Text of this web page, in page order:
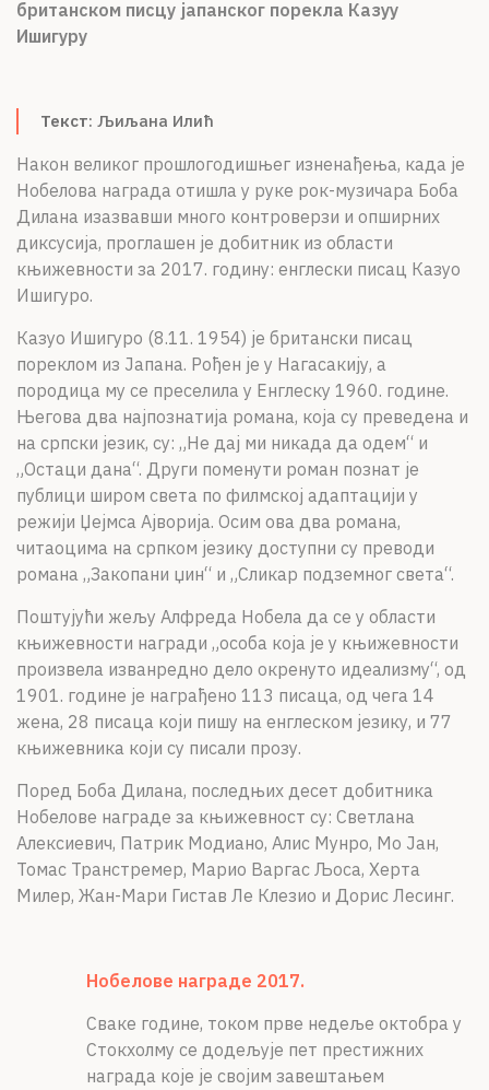
О НАМА
LAT
британском писцу јапанског порекла Казуу
Ишигуру
Текст: Љиљана Илић
Након великог прошлогодишњег изненађења, када је
Нобелова награда отишла у руке рок-музичара Боба
Дилана изазвавши много контроверзи и опширних
диксусија, проглашен је добитник из области
књижевности за 2017. годину: енглески писац Казуо
Ишигуро.
Казуо Ишигуро (8.11. 1954) је британски писац
пореклом из Јапана. Рођен је у Нагасакију, а
породица му се преселила у Енглеску 1960. године.
Његова два најпознатија романа, која су преведена и
на српски језик, су: „Не дај ми никада да одем“ и
„Остаци дана“. Други поменути роман познат је
публици широм света по филмској адаптацији у
режији Џејмса Ајворија. Осим ова два романа,
читаоцима на српком језику доступни су преводи
романа „Закопани џин“ и „Сликар подземног света“.
Поштујући жељу Алфреда Нобела да се у области
књижевности награди „особа која је у књижевности
произвела изванредно дело окренуто идеализму“, од
1901. године је награђено 113 писаца, од чега 14
жена, 28 писаца који пишу на енглеском језику, и 77
књижевника који су писали прозу.
Поред Боба Дилана, последњих десет добитника
Нобелове награде за књижевност су: Светлана
Алексиевич, Патрик Модиано, Алис Мунро, Мо Јан,
Томас Транстремер, Марио Варгас Љоса, Херта
Милер, Жан-Мари Гистав Ле Клезио и Дорис Лесинг.
Нобелове награде 2017.
Сваке године, током прве недеље октобра у
Стокхолму се додељује пет престижних
награда које је својим завештањем